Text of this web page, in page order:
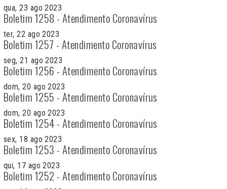
qua, 23 ago 2023
Boletim 1258 - Atendimento Coronavírus
ter, 22 ago 2023
Boletim 1257 - Atendimento Coronavírus
seg, 21 ago 2023
Boletim 1256 - Atendimento Coronavírus
dom, 20 ago 2023
Boletim 1255 - Atendimento Coronavírus
dom, 20 ago 2023
Boletim 1254 - Atendimento Coronavírus
sex, 18 ago 2023
Boletim 1253 - Atendimento Coronavírus
qui, 17 ago 2023
Boletim 1252 - Atendimento Coronavírus